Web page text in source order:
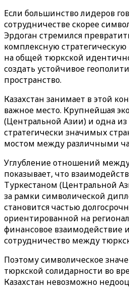
Если большинство лидеров
сотрудничестве скорее
Эрдоган стремился
комплексную
на общей тюркской
создать устойчивое
пространство.
Казахстан занимает в этой
важное место. Крупнейшая
(Центральной Азии) и одна из
стратегически значимых
мостом между различными
Углубление отношений
показывает, что
Туркестаном (Центральной
за рамки символической
становится частью
ориентированной на
финансовое взаимодействие
сотрудничество между
Поэтому символическое
тюркской солидарности во
Казахстан невозможно